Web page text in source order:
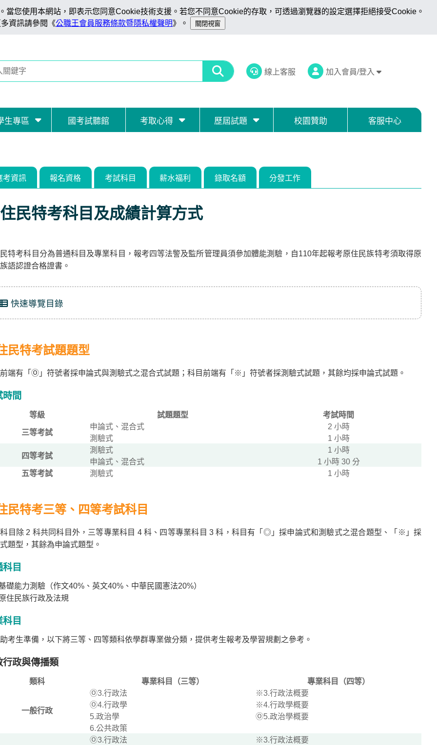
您使用本網站，即表示您同意Cookie技術支援。若您不同意Cookie的存取，可透過瀏覽器的設定選擇拒絕接受Cookie。
資訊請參閱《公職王會員服務條款暨隱私權聲明》。
線上客服 加入會員/登入
生專區 國考試聽館 考取心得 歷屆試題 校園贊助 客服中心
考資訊 報名資格 考試科目 薪水福利 錄取名額 分發工作
民特考科目及成績計算方式
特考科目分為普通科目及專業科目，報考四等法警及監所管理員須參加體能測驗，自110年起報考原住民族特考須取得原
語認證合格證書。
快速導覽目錄
民特考試題題型
端有「Ⓞ」符號者採申論式與測驗式之混合式試題；科目前端有「※」符號者採測驗式試題，其餘均採申論式試題。
時間
等級 試題題型 考試時間
三等考試
申論式、混合式
2 小時
測驗式
1 小時
四等考試
測驗式
1 小時
申論式、混合式
1 小時 30 分
五等考試
測驗式 1 小時
民特考三等、四等考試科目
目除 2 科共同科目外，三等專業科目 4 科、四等專業科目 3 科，科目有「◎」採申論式和測驗式之混合題型、「※」採
題型，其餘為申論式題型。
目
礎能力測驗（作文40%、英文40%、中華民國憲法20%）
住民族行政及法規
目
考生準備，以下將三等、四等類科依學群專業做分類，提供考生報考及學習規劃之參考。
行政與傳播類
類科 專業科目（三等） 專業科目（四等）
一般行政
Ⓞ3.行政法
Ⓞ4.行政學
5.政治學
6.公共政策
※3.行政法概要
※4.行政學概要
Ⓞ5.政治學概要
Ⓞ3.行政法
※3.行政法概要